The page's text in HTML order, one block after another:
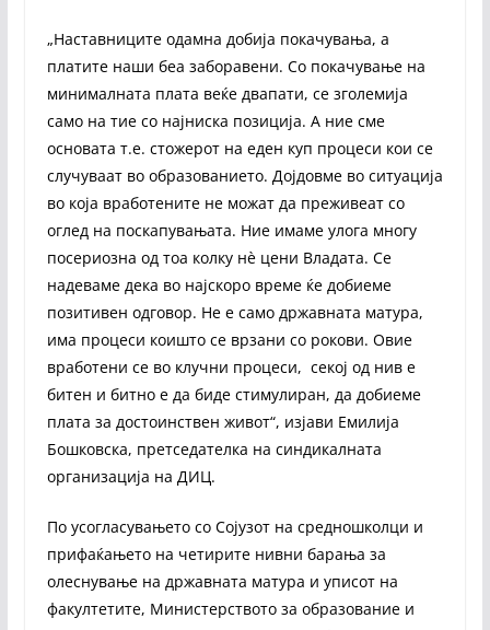
„Наставниците одамна добија покачувања, а
платите наши беа заборавени. Со покачување на
минималната плата веќе двапати, се зголемија
само на тие со најниска позиција. А ние сме
основата т.е. стожерот на еден куп процеси кои се
случуваат во образованието. Дојдовме во ситуација
во која вработените не можат да преживеат со
оглед на поскапувањата. Ние имаме улога многу
посериозна од тоа колку нѐ цени Владата. Се
надеваме дека во најскоро време ќе добиеме
позитивен одговор. Не е само државната матура,
има процеси коишто се врзани со рокови. Овие
вработени се во клучни процеси, секој од нив е
битен и битно е да биде стимулиран, да добиеме
плата за достоинствен живот“, изјави Емилија
Бошковска, претседателка на синдикалната
организација на ДИЦ.
По усогласувањето со Сојузот на средношколци и
прифаќањето на четирите нивни барања за
олеснување на државната матура и уписот на
факултетите, Министерството за образование и